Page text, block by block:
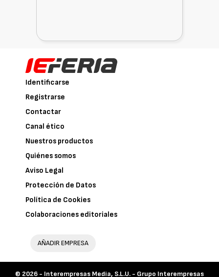
Identificarse
Registrarse
Contactar
Canal ético
Nuestros productos
Quiénes somos
Aviso Legal
Protección de Datos
Política de Cookies
Colaboraciones editoriales
AÑADIR EMPRESA
© 2026 - Interempresas Media, S.L.U. - Grupo Interempresas